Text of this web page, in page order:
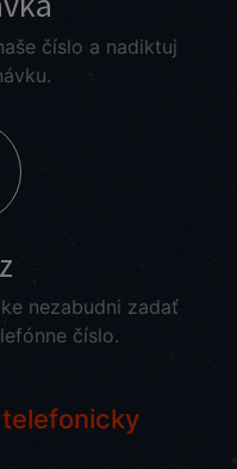
číslo a nadiktuj
nezabudni zadať
číslo.